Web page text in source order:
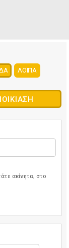
ΛΟΙΠΑ
ακίνητα, στο